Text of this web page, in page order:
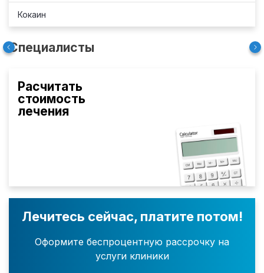
Кокаин
Специалисты
Расчитать
стоимость
лечения
Лечитесь сейчас, платите потом!
Оформите беспроцентную рассрочку на
услуги клиники